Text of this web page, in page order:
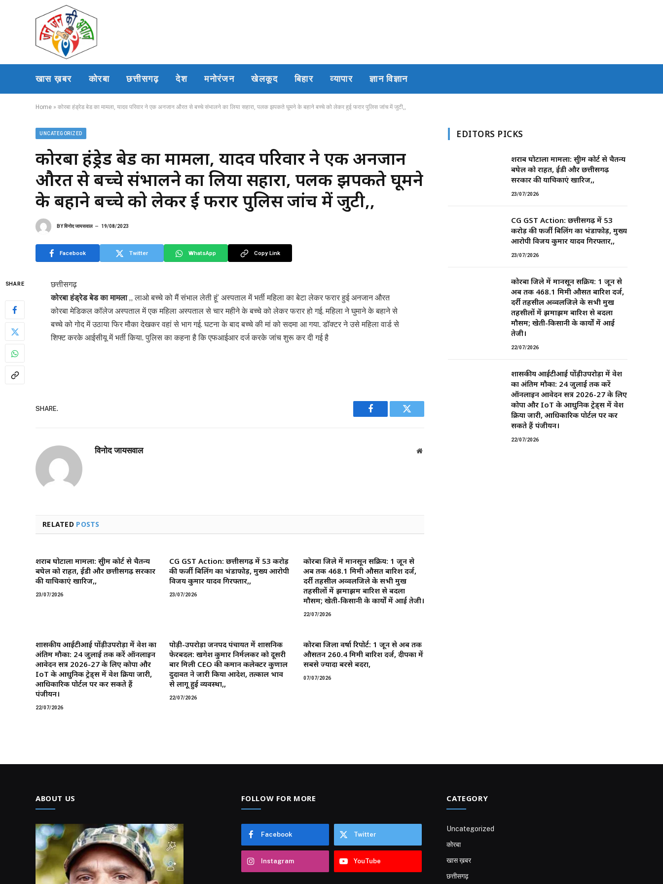
खास ख़बर कोरबा छत्तीसगढ़ देश मनोरंजन खेलकूद बिहार व्यापार ज्ञान विज्ञान
Home » कोरबा हंड्रेड बेड का मामला, यादव परिवार ने एक अनजान औरत से बच्चे संभालने का लिया सहारा, पलक झपकते घूमने के बहाने बच्चे को लेकर हुई फरार पुलिस जांच में जुटी,,
UNCATEGORIZED
कोरबा हंड्रेड बेड का मामला, यादव परिवार ने एक अनजान
औरत से बच्चे संभालने का लिया सहारा, पलक झपकते घूमने
के बहाने बच्चे को लेकर हुई फरार पुलिस जांच में जुटी,,
BYविनोद जायसवाल 19/08/2023
Facebook Twitter WhatsApp Copy Link
SHARE
छत्तीसगढ़
कोरबा हंड्रेड बेड का मामला,, लाओ बच्चे को मैं संभाल लेती हूं’ अस्पताल में भर्ती महिला का बेटा लेकर फरार हुई अनजान औरत
कोरबा मेडिकल कॉलेज अस्पताल में एक महिला अस्पताल से चार महीने के बच्चे को लेकर फरार हो गई. महिला ने घुमाने के बहाने से
बच्चे को गोद में उठाया फिर मौका देखकर वहां से भाग गई. घटना के बाद बच्चे की मां को सदमा आ गया. डॉक्टर ने उसे महिला वार्ड से
शिफ्ट करके आईसीयू में भर्ती किया. पुलिस का कहना है कि एफआईआर दर्ज करके जांच शुरू कर दी गई है
SHARE.
Facebook Twitter
विनोद जायसवाल Website
RELATED POSTS
शराब घोटाला मामला: सुप्रीम कोर्ट से चैतन्य
बघेल को राहत, ईडी और छत्तीसगढ़ सरकार
की याचिकाएं खारिज,,
23/07/2026
CG GST Action: छत्तीसगढ़ में 53 करोड़
की फर्जी बिलिंग का भंडाफोड़, मुख्य आरोपी
विजय कुमार यादव गिरफ्तार,,
23/07/2026
कोरबा जिले में मानसून सक्रिय: 1 जून से
अब तक 468.1 मिमी औसत बारिश दर्ज,
दर्री तहसील अव्वलजिले के सभी प्रमुख
तहसीलों में झमाझम बारिश से बदला
मौसम; खेती-किसानी के कार्यों में आई तेजी।
22/07/2026
शासकीय आईटीआई पोंड़ीउपरोड़ा में प्रवेश का
अंतिम मौका: 24 जुलाई तक करें ऑनलाइन
आवेदन सत्र 2026-27 के लिए कोपा और
IoT के आधुनिक ट्रेड्स में प्रवेश प्रक्रिया जारी,
आधिकारिक पोर्टल पर कर सकते हैं
पंजीयन।
22/07/2026
पोड़ी-उपरोड़ा जनपद पंचायत में प्रशासनिक
फेरबदल: खगेश कुमार निर्मलकर को दूसरी
बार मिली CEO की कमान ​कलेक्टर कुणाल
दुदावत ने जारी किया आदेश, तत्काल प्रभाव
से लागू हुई व्यवस्था,,
22/07/2026
कोरबा जिला वर्षा रिपोर्ट: 1 जून से अब तक
औसतन 260.4 मिमी बारिश दर्ज, दीपका में
सबसे ज्यादा बरसे बदरा,
07/07/2026
EDITORS PICKS
शराब घोटाला मामला: सुप्रीम कोर्ट से चैतन्य
बघेल को राहत, ईडी और छत्तीसगढ़
सरकार की याचिकाएं खारिज,,
23/07/2026
CG GST Action: छत्तीसगढ़ में 53
करोड़ की फर्जी बिलिंग का भंडाफोड़, मुख्य
आरोपी विजय कुमार यादव गिरफ्तार,,
23/07/2026
कोरबा जिले में मानसून सक्रिय: 1 जून से
अब तक 468.1 मिमी औसत बारिश दर्ज,
दर्री तहसील अव्वलजिले के सभी प्रमुख
तहसीलों में झमाझम बारिश से बदला
मौसम; खेती-किसानी के कार्यों में आई
तेजी।
22/07/2026
शासकीय आईटीआई पोंड़ीउपरोड़ा में प्रवेश
का अंतिम मौका: 24 जुलाई तक करें
ऑनलाइन आवेदन सत्र 2026-27 के लिए
कोपा और IoT के आधुनिक ट्रेड्स में प्रवेश
प्रक्रिया जारी, आधिकारिक पोर्टल पर कर
सकते हैं पंजीयन।
22/07/2026
ABOUT US FOLLOW FOR MORE
Facebook Twitter
Instagram YouTube
CATEGORY
Uncategorized
कोरबा
खास ख़बर
छत्तीसगढ़